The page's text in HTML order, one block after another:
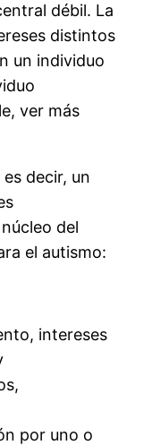
débil. La
distintos
un individuo
ver más
decir, un
del
el autismo:
intereses
por uno o